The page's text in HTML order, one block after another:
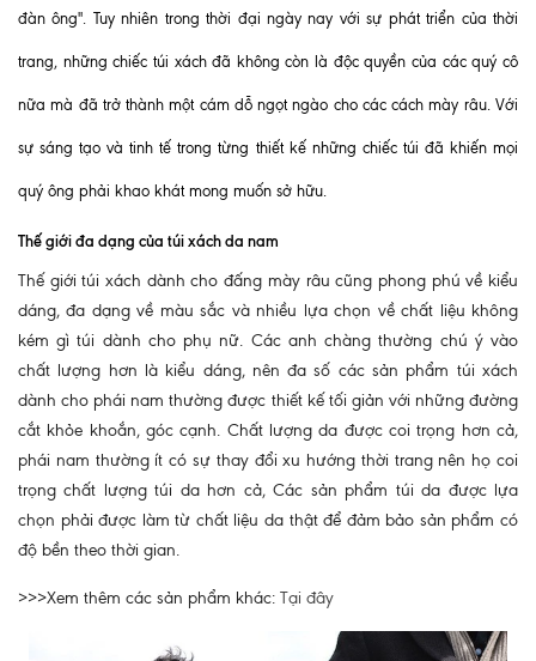
đàn ông". Tuy nhiên trong thời đại ngày nay với sự phát triển của thời
trang, những chiếc túi xách đã không còn là độc quyền của các quý cô
nữa mà đã trở thành một cám dỗ ngọt ngào cho các cách mày râu. Với
sự sáng tạo và tinh tế trong từng thiết kế những chiếc túi đã khiến mọi
quý ông phải khao khát mong muốn sở hữu.
Thế giới đa dạng của túi xách da nam
Thế giới túi xách dành cho đấng mày râu cũng phong phú về kiểu
dáng, đa dạng về màu sắc và nhiều lựa chọn về chất liệu không
kém gì túi dành cho phụ nữ. Các anh chàng thường chú ý vào
chất lượng hơn là kiểu dáng, nên đa số các sản phẩm túi xách
dành cho phái nam thường được thiết kế tối giản với những đường
cắt khỏe khoắn, góc cạnh. Chất lượng da được coi trọng hơn cả,
phái nam thường ít có sự thay đổi xu hướng thời trang nên họ coi
trọng chất lượng túi da hơn cả, Các sản phẩm túi da được lựa
chọn phải được làm từ chất liệu da thật để đảm bảo sản phẩm có
độ bền theo thời gian.
>>>Xem thêm các sản phẩm khác: Tại đây